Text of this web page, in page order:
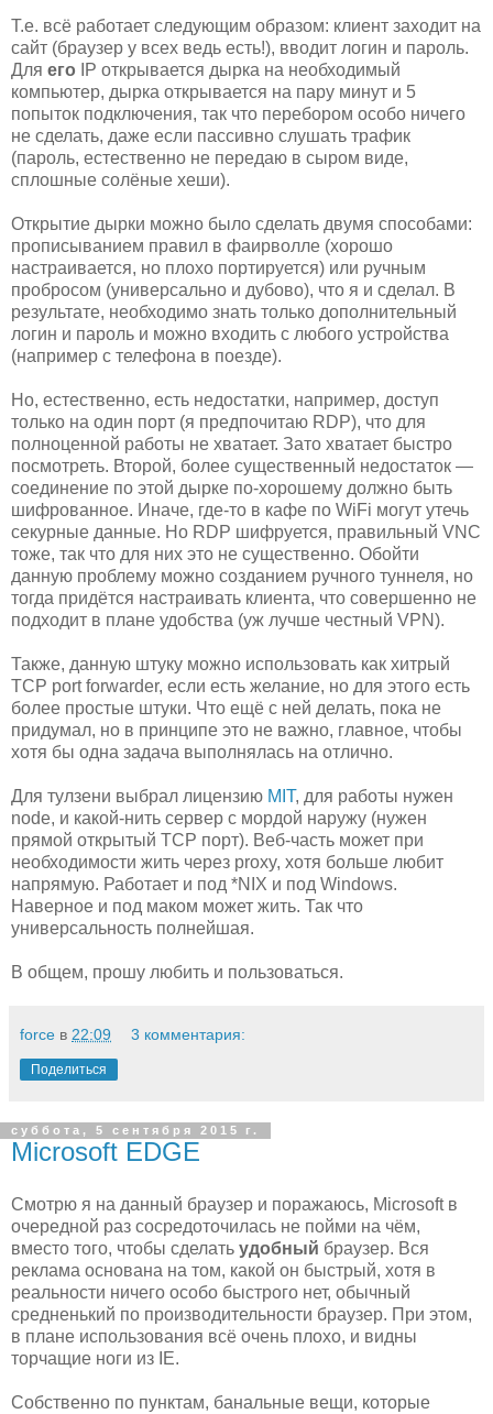
Т.е. всё работает следующим образом: клиент заходит на
сайт (браузер у всех ведь есть!), вводит логин и пароль.
Для его IP открывается дырка на необходимый
компьютер, дырка открывается на пару минут и 5
попыток подключения, так что перебором особо ничего
не сделать, даже если пассивно слушать трафик
(пароль, естественно не передаю в сыром виде,
сплошные солёные хеши).
Открытие дырки можно было сделать двумя способами:
прописыванием правил в фаирволле (хорошо
настраивается, но плохо портируется) или ручным
пробросом (универсально и дубово), что я и сделал. В
результате, необходимо знать только дополнительный
логин и пароль и можно входить с любого устройства
(например с телефона в поезде).
Но, естественно, есть недостатки, например, доступ
только на один порт (я предпочитаю RDP), что для
полноценной работы не хватает. Зато хватает быстро
посмотреть. Второй, более существенный недостаток —
соединение по этой дырке по-хорошему должно быть
шифрованное. Иначе, где-то в кафе по WiFi могут утечь
секурные данные. Но RDP шифруется, правильный VNC
тоже, так что для них это не существенно. Обойти
данную проблему можно созданием ручного туннеля, но
тогда придётся настраивать клиента, что совершенно не
подходит в плане удобства (уж лучше честный VPN).
Также, данную штуку можно использовать как хитрый
TCP port forwarder, если есть желание, но для этого есть
более простые штуки. Что ещё с ней делать, пока не
придумал, но в принципе это не важно, главное, чтобы
хотя бы одна задача выполнялась на отлично.
Для тулзени выбрал лицензию MIT, для работы нужен
node, и какой-нить сервер с мордой наружу (нужен
прямой открытый TCP порт). Веб-часть может при
необходимости жить через proxy, хотя больше любит
напрямую. Работает и под *NIX и под Windows.
Наверное и под маком может жить. Так что
универсальность полнейшая.
В общем, прошу любить и пользоваться.
force в 22:09 3 комментария:
Поделиться
суббота, 5 сентября 2015 г.
Microsoft EDGE
Смотрю я на данный браузер и поражаюсь, Microsoft в
очередной раз сосредоточилась не пойми на чём,
вместо того, чтобы сделать удобный браузер. Вся
реклама основана на том, какой он быстрый, хотя в
реальности ничего особо быстрого нет, обычный
средненький по производительности браузер. При этом,
в плане использования всё очень плохо, и видны
торчащие ноги из IE.
Собственно по пунктам, банальные вещи, которые